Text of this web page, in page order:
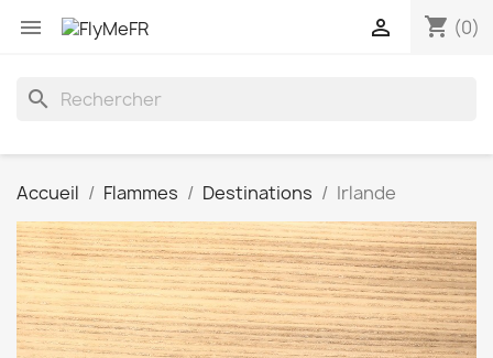
 shopping_cart (0)

search
Accueil Flammes Destinations Irlande